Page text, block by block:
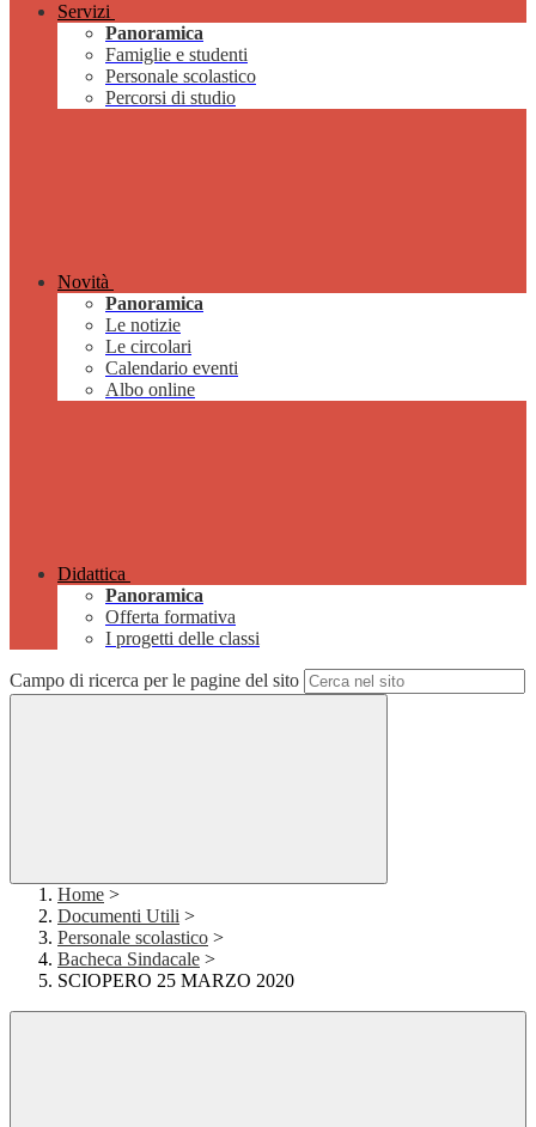
Servizi
Panoramica
Famiglie e studenti
Personale scolastico
Percorsi di studio
Novità
Panoramica
Le notizie
Le circolari
Calendario eventi
Albo online
Didattica
Panoramica
Offerta formativa
I progetti delle classi
Campo di ricerca per le pagine del sito
Home >
Documenti Utili >
Personale scolastico >
Bacheca Sindacale >
SCIOPERO 25 MARZO 2020